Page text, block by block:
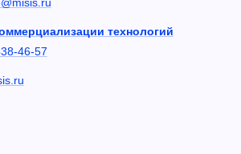
технологий
46-57